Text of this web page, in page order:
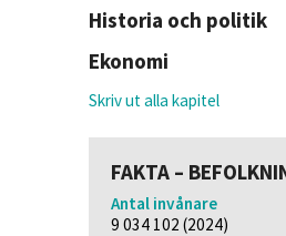
Historia och politik
Ekonomi
Skriv ut alla kapitel
FAKTA –
Antal invånare
9 034 102 (2024)